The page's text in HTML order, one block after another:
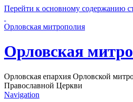
Перейти к основному содержанию
Орловская митрополия
Орловская
Орловская епархия Орловской
Православной Церкви
Navigation